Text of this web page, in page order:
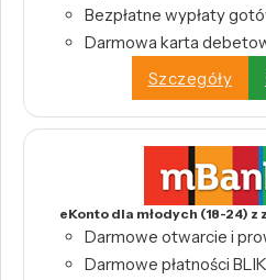
Bezpłatne wypłaty
Darmowa karta
Szczegóły
eKonto dla młodych (18-24) z
Darmowe otwarcie i
Darmowe płatności